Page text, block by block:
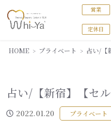
営業
定休日
HOME プライベート 占い/【
占い/【新宿】【セ
2022.01.20 プライベート